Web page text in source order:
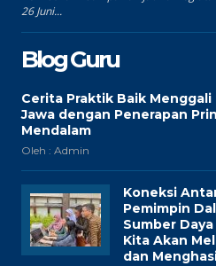
26 Juni...
Blog Guru
Cerita Praktik Baik Menggali
Jawa dengan Penerapan
Mendalam
Oleh : Admin
Koneksi
Pemimpin
Sumber
Kita Akan
dan